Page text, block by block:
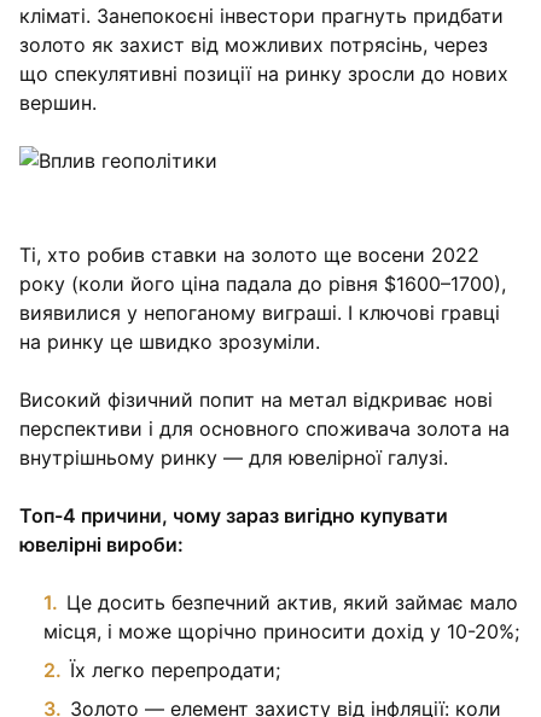
кліматі. Занепокоєні інвестори прагнуть придбати
золото як захист від можливих потрясінь, через
що спекулятивні позиції на ринку зросли до нових
вершин.
Ті, хто робив ставки на золото ще восени 2022
року (коли його ціна падала до рівня $1600–1700),
виявилися у непоганому виграші. І ключові гравці
на ринку це швидко зрозуміли.
Високий фізичний попит на метал відкриває нові
перспективи і для основного споживача золота на
внутрішньому ринку — для ювелірної галузі.
Топ-4 причини, чому зараз вигідно купувати
ювелірні вироби:
Це досить безпечний актив, який займає мало
місця, і може щорічно приносити дохід у 10-20%;
Їх легко перепродати;
Золото — елемент захисту від інфляції: коли